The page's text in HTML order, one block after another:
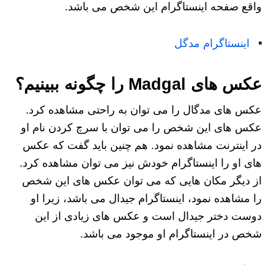
واقع صفحه اینستاگرام این شخص می باشد.
اینستاگرام مدگل
عکس های Madgal را چگونه ببینیم؟
عکس های مدگال را می توان به راحتی مشاهده کرد.
عکس های این شخص را می توان با سرچ کردن نام او
در اینترنت مشاهده نمود. هم چنین باید گفت که عکس
های او را اینستاگرام خودش نیز می توان مشاهده کرد.
از دیگر مکان هایی که می توان عکس های این شخص
را مشاهده نمود، اینستاگرام جیدال می باشد، زیرا او
دوست دختر جیدال است و عکس های زیادی از این
شخص در اینستاگرام او موجود می باشد.